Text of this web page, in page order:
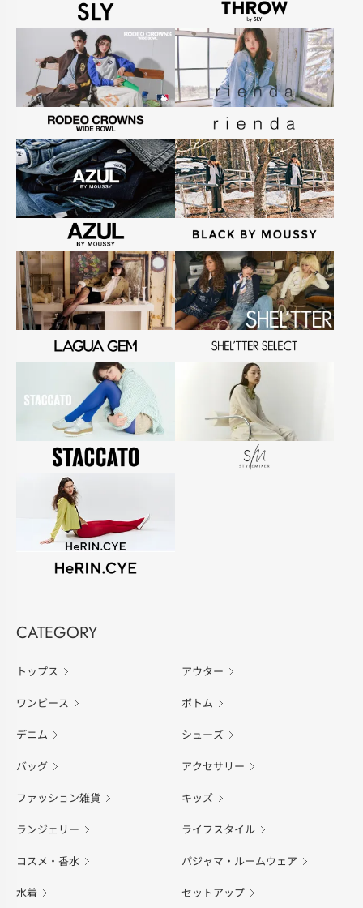
CATEGORY
トップス アウター
ワンピース ボトム
デニム シューズ
バッグ アクセサリー
ファッション雑貨 キッズ
ランジェリー ライフスタイル
コスメ・香水 パジャマ・ルームウェア
水着 セットアップ